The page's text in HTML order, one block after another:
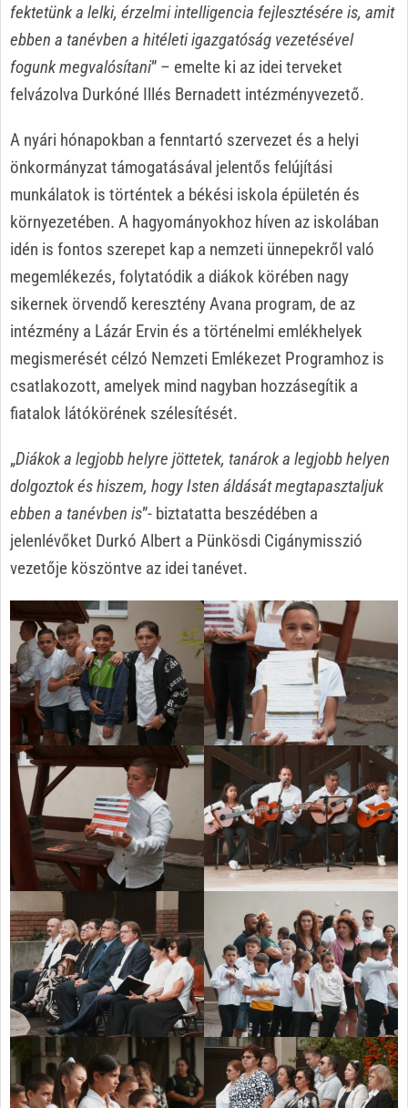
fektetünk a lelki, érzelmi intelligencia fejlesztésére is, amit
ebben a tanévben a hitéleti igazgatóság vezetésével
fogunk megvalósítani” – emelte ki az idei terveket
felvázolva Durkóné Illés Bernadett intézményvezető.
A nyári hónapokban a fenntartó szervezet és a helyi
önkormányzat támogatásával jelentős felújítási
munkálatok is történtek a békési iskola épületén és
környezetében. A hagyományokhoz híven az iskolában
idén is fontos szerepet kap a nemzeti ünnepekről való
megemlékezés, folytatódik a diákok körében nagy
sikernek örvendő keresztény Avana program, de az
intézmény a Lázár Ervin és a történelmi emlékhelyek
megismerését célzó Nemzeti Emlékezet Programhoz is
csatlakozott, amelyek mind nagyban hozzásegítik a
fiatalok látókörének szélesítését.
„Diákok a legjobb helyre jöttetek, tanárok a legjobb helyen
dolgoztok és hiszem, hogy Isten áldását megtapasztaljuk
ebben a tanévben is”- biztatatta beszédében a
jelenlévőket Durkó Albert a Pünkösdi Cigánymisszió
vezetője köszöntve az idei tanévet.